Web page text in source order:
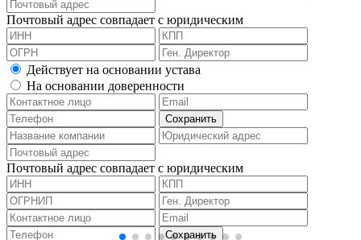
Почтовый адрес совпадает с юридическим
Действует на основании устава
На основании доверенности
Почтовый адрес совпадает с юридическим